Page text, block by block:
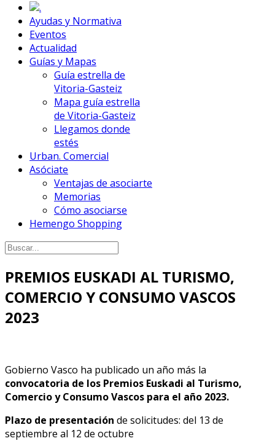
.
Ayudas y Normativa
Eventos
Actualidad
Guías y Mapas
Guía estrella de
Vitoria-Gasteiz
Mapa guía estrella
de Vitoria-Gasteiz
Llegamos donde
estés
Urban. Comercial
Asóciate
Ventajas de asociarte
Memorias
Cómo asociarse
Hemengo Shopping
PREMIOS EUSKADI AL TURISMO,
COMERCIO Y CONSUMO VASCOS
2023
Gobierno Vasco ha publicado un año más la
convocatoria de los Premios Euskadi al Turismo,
Comercio y Consumo Vascos para el año 2023.
Plazo de presentación de solicitudes: del 13 de
septiembre al 12 de octubre